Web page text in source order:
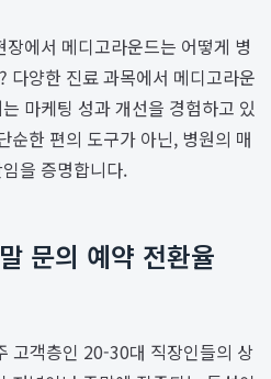
에서 메디고라운드는 어떻게 병
다양한 진료 과목에서 메디고라운
마케팅 성과 개선을 경험하고 있
순한 편의 도구가 아닌, 병원의 매
을 증명합니다.
문의 예약 전환율
고객층인 20-30대 직장인들의 상